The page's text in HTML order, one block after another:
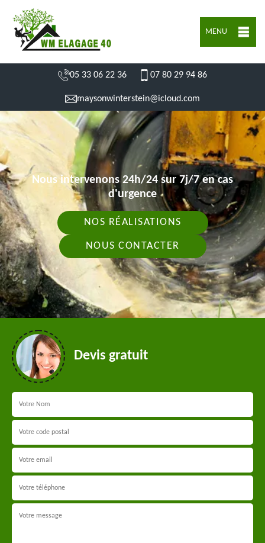
MENU
05 33 06 22 36 07 80 29 94 86
maysonwinterstein@icloud.com
Nous intervenons 24h/24 sur 7j/7 en cas
d'urgence
NOS RÉALISATIONS
NOUS CONTACTER
Devis gratuit